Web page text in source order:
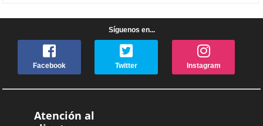
Síguenos en...
Facebook Twitter Instagram
Atención al